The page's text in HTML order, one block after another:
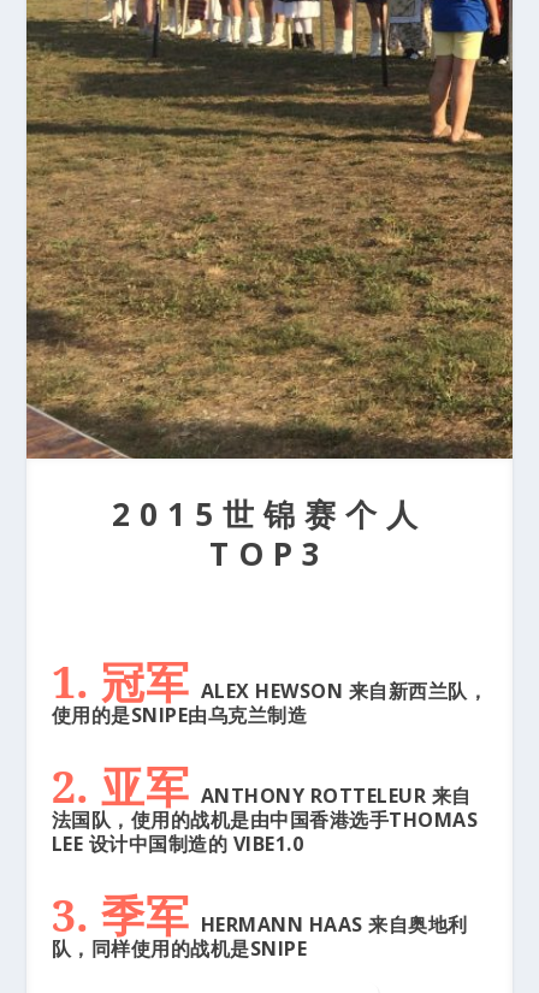
2015世锦赛个人
TOP3
1. 冠军 ALEX HEWSON 来自新西兰队，
使用的是SNIPE由乌克兰制造
2. 亚军 ANTHONY ROTTELEUR 来自
法国队，使用的战机是由中国香港选手THOMAS
LEE 设计中国制造的 VIBE1.0
3. 季军 HERMANN HAAS 来自奥地利
队，同样使用的战机是SNIPE